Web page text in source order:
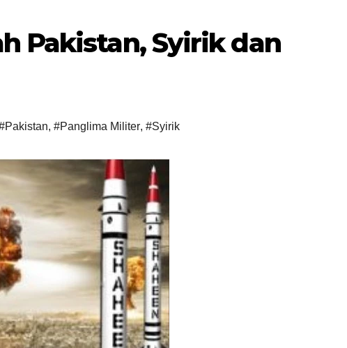
Pakistan, Syirik dan
, #Panglima Militer, #Syirik